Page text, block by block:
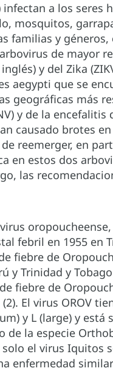
a los seres
mosquitos,
familias y
de mayor
y del Zika
aegypti que se
geográficas más
y de la encefalitis
causado brotes
reemerger, en
en estos dos
las
febril en 1955 en
fiebre de
y Trinidad y
fiebre de
El virus OROV
y L (large) y
la especie
el virus Iquitos
enfermedad